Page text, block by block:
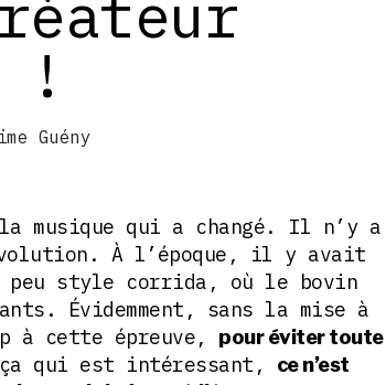
!
Guény
musique qui a changé. Il n’y a
À l’époque, il y avait
peu style corrida, où le bovin
Évidemment, sans la mise à
à cette épreuve, pour éviter toute
qui est intéressant,
ce n’est